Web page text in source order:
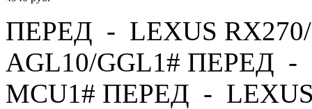
ПЕРЕД - LEXUS
AGL10/GGL1# ПЕРЕД -
MCU1# ПЕРЕД -